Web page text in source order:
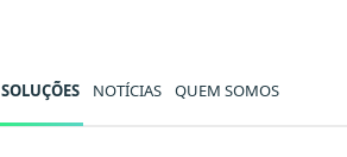
SOLUÇÕES NOTÍCIAS QUEM SOMOS